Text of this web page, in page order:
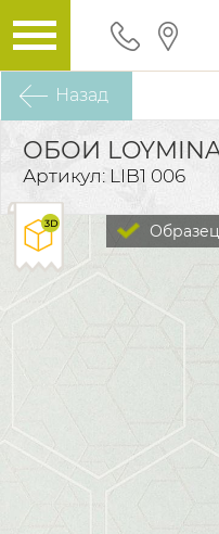
Назад
ОБОИ LOYMINA
Артикул: LIB1 006